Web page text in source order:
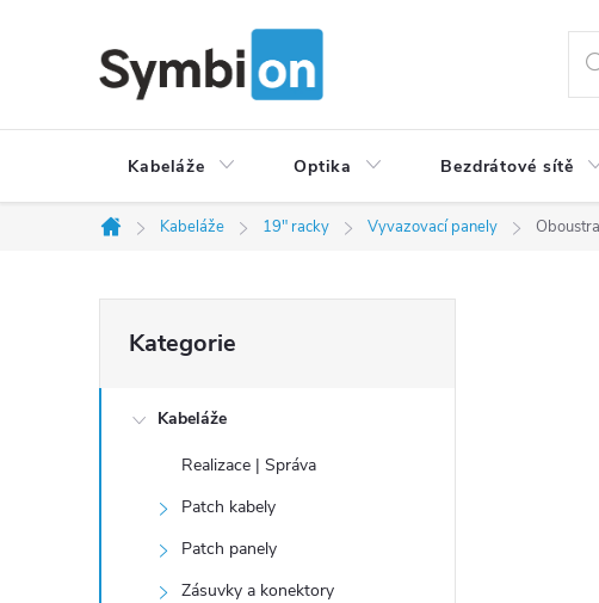
Kabeláže Optika Bezdrátové sítě
Domů
Kabeláže 19" racky Vyvazovací panely
s
kategorie
Kategorie
Kabeláže
Realizace | Správa
Patch kabely
Patch panely
Zásuvky a konektory